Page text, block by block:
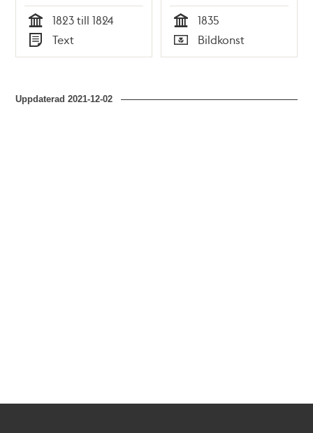
Tid
1823 till 1824
Typ
Text Tid
1835
Typ
Bildkonst
Uppdaterad2021-12-02